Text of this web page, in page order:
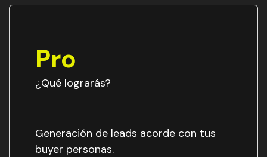
Pro
¿Qué lograrás?
Generación de leads acorde con tus
buyer personas.